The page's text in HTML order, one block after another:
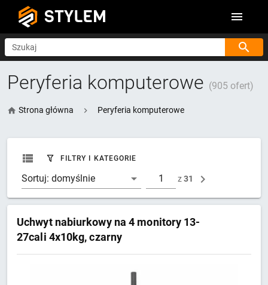
STYLEM
Szukaj
Peryferia komputerowe (905 ofert)
Strona główna Peryferia komputerowe
FILTRY I KATEGORIE
Sortuj: domyślnie z31
Uchwyt nabiurkowy na 4 monitory 13-
27cali 4x10kg, czarny